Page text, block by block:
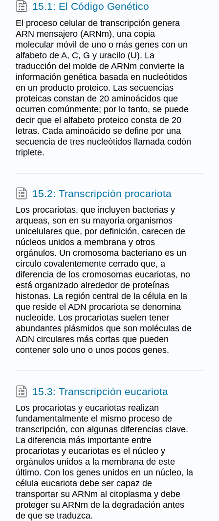
15.1: El Código Genético
El proceso celular de transcripción genera
ARN mensajero (ARNm), una copia
molecular móvil de uno o más genes con un
alfabeto de A, C, G y uracilo (U). La
traducción del molde de ARNm convierte la
información genética basada en nucleótidos
en un producto proteico. Las secuencias
proteicas constan de 20 aminoácidos que
ocurren comúnmente; por lo tanto, se puede
decir que el alfabeto proteico consta de 20
letras. Cada aminoácido se define por una
secuencia de tres nucleótidos llamada codón
triplete.
15.2: Transcripción procariota
Los procariotas, que incluyen bacterias y
arqueas, son en su mayoría organismos
unicelulares que, por definición, carecen de
núcleos unidos a membrana y otros
orgánulos. Un cromosoma bacteriano es un
círculo covalentemente cerrado que, a
diferencia de los cromosomas eucariotas, no
está organizado alrededor de proteínas
histonas. La región central de la célula en la
que reside el ADN procariota se denomina
nucleoide. Los procariotas suelen tener
abundantes plásmidos que son moléculas de
ADN circulares más cortas que pueden
contener solo uno o unos pocos genes.
15.3: Transcripción eucariota
Los procariotas y eucariotas realizan
fundamentalmente el mismo proceso de
transcripción, con algunas diferencias clave.
La diferencia más importante entre
procariotas y eucariotas es el núcleo y
orgánulos unidos a la membrana de este
último. Con los genes unidos en un núcleo, la
célula eucariota debe ser capaz de
transportar su ARNm al citoplasma y debe
proteger su ARNm de la degradación antes
de que se traduzca.